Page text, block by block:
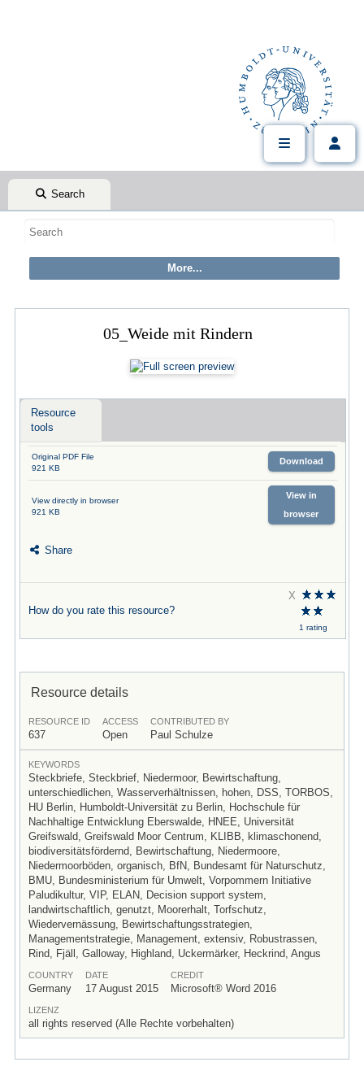
Search
05_Weide mit Rindern
Resource
tools
Original PDF File
921 KB
Download
View directly in browser
921 KB
View in
browser
Share
How do you rate this resource?
X
1 rating
Resource details
RESOURCE ID
637
ACCESS
Open
CONTRIBUTED BY
Paul Schulze
KEYWORDS
Steckbriefe, Steckbrief, Niedermoor, Bewirtschaftung,
unterschiedlichen, Wasserverhältnissen, hohen, DSS, TORBOS,
HU Berlin, Humboldt-Universität zu Berlin, Hochschule für
Nachhaltige Entwicklung Eberswalde, HNEE, Universität
Greifswald, Greifswald Moor Centrum, KLIBB, klimaschonend,
biodiversitätsfördernd, Bewirtschaftung, Niedermoore,
Niedermoorböden, organisch, BfN, Bundesamt für Naturschutz,
BMU, Bundesministerium für Umwelt, Vorpommern Initiative
Paludikultur, VIP, ELAN, Decision support system,
landwirtschaftlich, genutzt, Moorerhalt, Torfschutz,
Wiedervernässung, Bewirtschaftungsstrategien,
Managementstrategie, Management, extensiv, Robustrassen,
Rind, Fjäll, Galloway, Highland, Uckermärker, Heckrind, Angus
COUNTRY
Germany
DATE
17 August 2015
CREDIT
Microsoft® Word 2016
LIZENZ
all rights reserved (Alle Rechte vorbehalten)